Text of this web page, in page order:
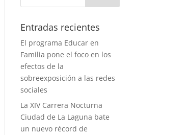
Entradas recientes
El programa Educar en
Familia pone el foco en los
efectos de la
sobreexposición a las redes
sociales
La XIV Carrera Nocturna
Ciudad de La Laguna bate
un nuevo récord de